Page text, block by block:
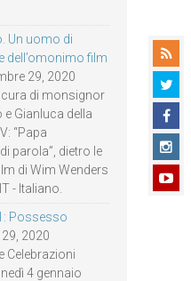
Un uomo di
dell’omonimo film
29, 2020
di monsignor
Gianluca della
“Papa
parola”, dietro le
di Wim Wenders
- Italiano.
Possesso
2020
Celebrazioni
4 gennaio